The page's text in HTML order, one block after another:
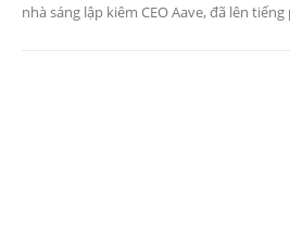
nhà sáng lập kiêm CEO Aave, đã lên